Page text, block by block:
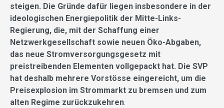
steigen. Die Gründe dafür liegen insbesondere in der
ideologischen Energiepolitik der Mitte-Links-
Regierung, die, mit der Schaffung einer
Netzwerkgesellschaft sowie neuen Öko-Abgaben,
das neue Stromversorgungsgesetz mit
preistreibenden Elementen vollgepackt hat. Die SVP
hat deshalb mehrere Vorstösse eingereicht, um die
Preisexplosion im Strommarkt zu bremsen und zum
alten Regime zurückzukehren.